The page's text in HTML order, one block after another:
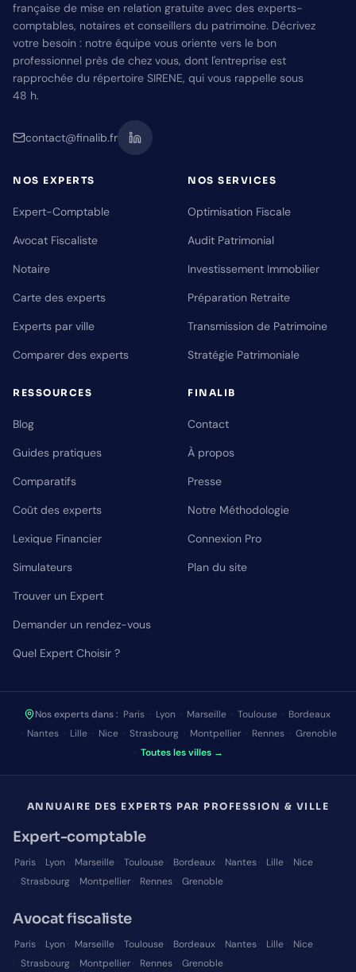
française de mise en relation gratuite avec des experts-
comptables, notaires et conseillers du patrimoine. Décrivez
votre besoin : notre équipe vous oriente vers le bon
professionnel près de chez vous, dont l'entreprise est
rapprochée du répertoire SIRENE, qui vous rappelle sous
48 h.
contact@finalib.fr
NOS EXPERTS
Expert-Comptable
Avocat Fiscaliste
Notaire
Carte des experts
Experts par ville
Comparer des experts
NOS SERVICES
Optimisation Fiscale
Audit Patrimonial
Investissement Immobilier
Préparation Retraite
Transmission de Patrimoine
Stratégie Patrimoniale
RESSOURCES
Blog
Guides pratiques
Comparatifs
Coût des experts
Lexique Financier
Simulateurs
Trouver un Expert
Demander un rendez-vous
Quel Expert Choisir ?
FINALIB
Contact
À propos
Presse
Notre Méthodologie
Connexion Pro
Plan du site
Nos experts dans : Paris · Lyon · Marseille · Toulouse · Bordeaux
· Nantes · Lille · Nice · Strasbourg · Montpellier · Rennes · Grenoble
· Toutes les villes →
ANNUAIRE DES EXPERTS PAR PROFESSION & VILLE
Expert-comptable
Paris Lyon Marseille Toulouse Bordeaux Nantes Lille
Nice
Strasbourg Montpellier Rennes Grenoble
Avocat fiscaliste
Paris Lyon Marseille Toulouse Bordeaux Nantes Lille
Nice
Strasbourg Montpellier Rennes Grenoble